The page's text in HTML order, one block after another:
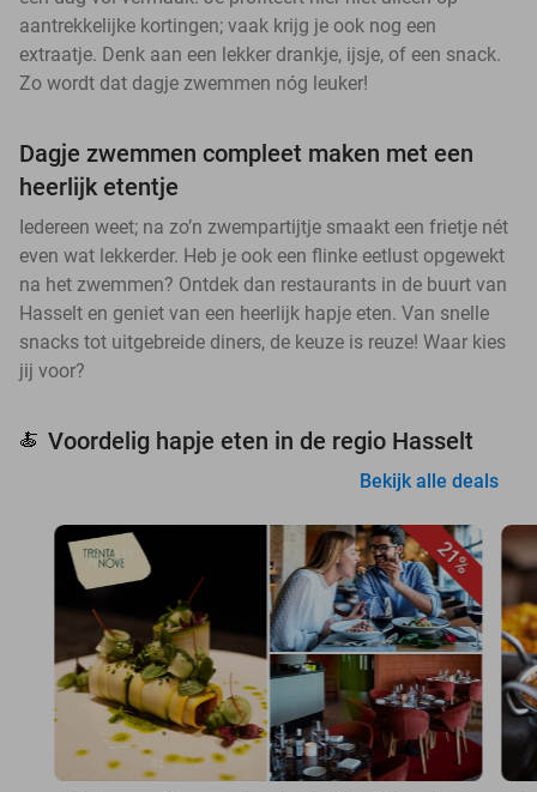
aantrekkelijke kortingen; vaak krijg je ook nog een
extraatje. Denk aan een lekker drankje, ijsje, of een snack.
Zo wordt dat dagje zwemmen nóg leuker!
Dagje zwemmen compleet maken met een
heerlijk etentje
Iedereen weet; na zo’n zwempartijtje smaakt een frietje nét
even wat lekkerder. Heb je ook een flinke eetlust opgewekt
na het zwemmen? Ontdek dan restaurants in de buurt van
Hasselt en geniet van een heerlijk hapje eten. Van snelle
snacks tot uitgebreide diners, de keuze is reuze! Waar kies
jij voor?
🍝 Voordelig hapje eten in de regio Hasselt
Bekijk alle deals
21%